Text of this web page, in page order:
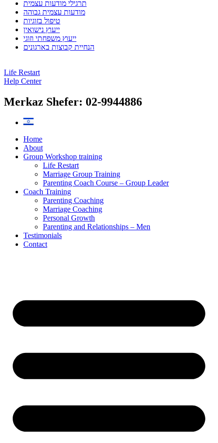
תרגילי מודעות עצמית
מודעות עצמית גבוהה
טיפול בזוגיות
ייעוץ נישואין
ייעוץ משפחתי וזוגי
הנחיית קבוצות בארגונים
Life Restart
Help Center
Merkaz Shefer: 02-9944886
Home
About
Group Workshop training
Life Restart
Marriage Group Training
Parenting Coach Course – Group Leader
Coach Training
Parenting Coaching
Marriage Coaching
Personal Growth
Parenting and Relationships – Men
Testimonials
Contact